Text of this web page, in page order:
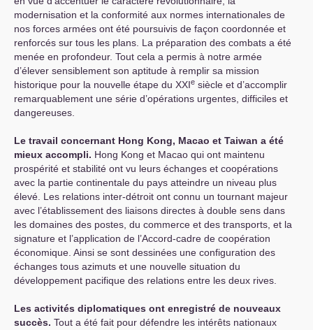
modernisation et la conformité aux normes internationales de
nos forces armées ont été poursuivis de façon coordonnée et
renforcés sur tous les plans. La préparation des combats a été
menée en profondeur. Tout cela a permis à notre armée
d’élever sensiblement son aptitude à remplir sa mission
historique pour la nouvelle étape du XXIe siècle et d’accomplir
remarquablement une série d’opérations urgentes, difficiles et
dangereuses.
Le travail concernant Hong Kong, Macao et Taiwan a été
mieux accompli. Hong Kong et Macao qui ont maintenu
prospérité et stabilité ont vu leurs échanges et coopérations
avec la partie continentale du pays atteindre un niveau plus
élevé. Les relations inter-détroit ont connu un tournant majeur
avec l’établissement des liaisons directes à double sens dans
les domaines des postes, du commerce et des transports, et la
signature et l’application de l’Accord-cadre de coopération
économique. Ainsi se sont dessinées une configuration des
échanges tous azimuts et une nouvelle situation du
développement pacifique des relations entre les deux rives.
Les activités diplomatiques ont enregistré de nouveaux
succès. Tout a été fait pour défendre les intérêts nationaux